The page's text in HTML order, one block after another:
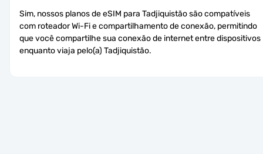
Sim, nossos planos de eSIM para Tadjiquistão são compatíveis
com roteador Wi-Fi e compartilhamento de conexão, permitindo
que você compartilhe sua conexão de internet entre dispositivos
enquanto viaja pelo(a) Tadjiquistão.